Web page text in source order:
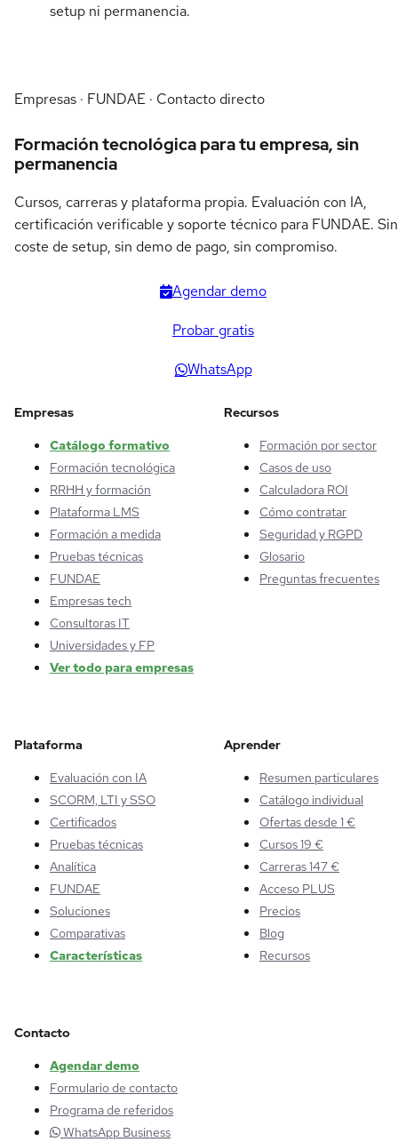
setup ni permanencia.
Empresas · FUNDAE · Contacto directo
Formación tecnológica para tu empresa, sin
permanencia
Cursos, carreras y plataforma propia. Evaluación con IA,
certificación verificable y soporte técnico para FUNDAE. Sin
coste de setup, sin demo de pago, sin compromiso.
Agendar demo
Probar gratis
WhatsApp
Empresas
Catálogo formativo
Formación tecnológica
RRHH y formación
Plataforma LMS
Formación a medida
Pruebas técnicas
FUNDAE
Empresas tech
Consultoras IT
Universidades y FP
Ver todo para empresas
Recursos
Formación por sector
Casos de uso
Calculadora ROI
Cómo contratar
Seguridad y RGPD
Glosario
Preguntas frecuentes
Plataforma
Evaluación con IA
SCORM, LTI y SSO
Certificados
Pruebas técnicas
Analítica
FUNDAE
Soluciones
Comparativas
Características
Aprender
Resumen particulares
Catálogo individual
Ofertas desde 1 €
Cursos 19 €
Carreras 147 €
Acceso PLUS
Precios
Blog
Recursos
Contacto
Agendar demo
Formulario de contacto
Programa de referidos
WhatsApp Business